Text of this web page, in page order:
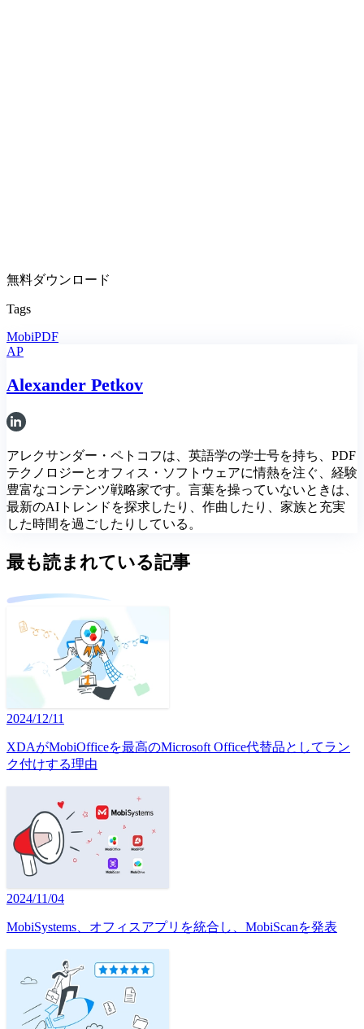
無料ダウンロード
Tags
MobiPDF
AP
Alexander Petkov
アレクサンダー・ペトコフは、英語学の学士号を持ち、PDF
テクノロジーとオフィス・ソフトウェアに情熱を注ぐ、経験
豊富なコンテンツ戦略家です。言葉を操っていないときは、
最新のAIトレンドを探求したり、作曲したり、家族と充実
した時間を過ごしたりしている。
最も読まれている記事
2024/12/11
XDAがMobiOfficeを最高のMicrosoft Office代替品としてラン
ク付けする理由
2024/11/04
MobiSystems、オフィスアプリを統合し、MobiScanを発表